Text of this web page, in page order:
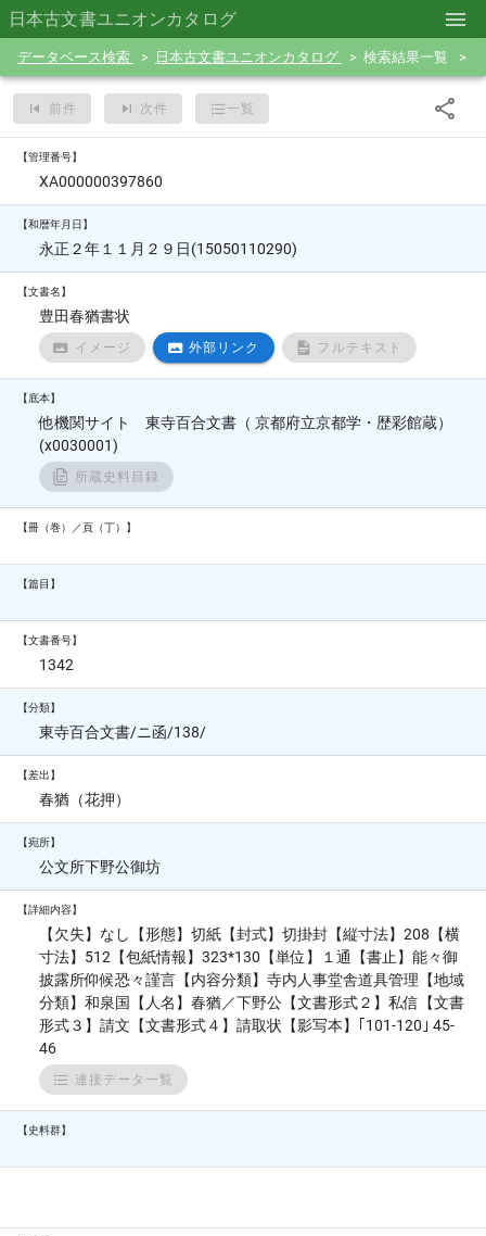
日本古文書ユニオンカタログ
データベース検索 日本古文書ユニオンカタログ 検索結果一覧
前件 次件 一覧
【管理番号】
XA000000397860
【和暦年月日】
永正２年１１月２９日(15050110290)
【文書名】
豊田春猶書状
イメージ 外部リンク フルテキスト
【底本】
他機関サイト 東寺百合文書（ 京都府立京都学・歴彩館蔵）
(x0030001)
所蔵史料目録
【冊（巻）／頁（丁）】
【篇目】
【文書番号】
1342
【分類】
東寺百合文書/ニ函/138/
【差出】
春猶（花押）
【宛所】
公文所下野公御坊
【詳細内容】
【欠失】なし【形態】切紙【封式】切掛封【縦寸法】208【横
寸法】512【包紙情報】323*130【単位】１通【書止】能々御
披露所仰候恐々謹言【内容分類】寺内人事堂舎道具管理【地域
分類】和泉国【人名】春猶／下野公【文書形式２】私信【文書
形式３】請文【文書形式４】請取状【影写本】｢101-120｣ 45-
46
連接データ一覧
【史料群】